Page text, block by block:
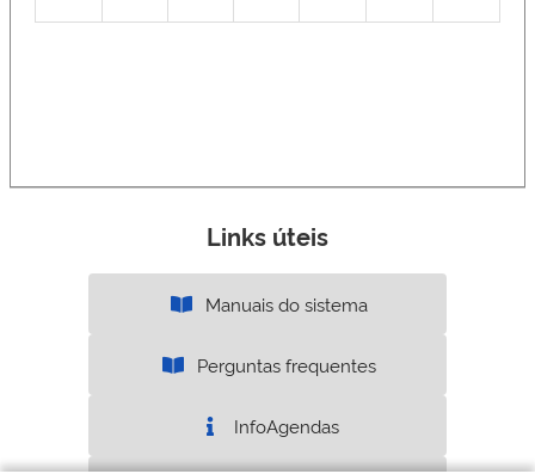
Links úteis
Manuais do sistema
Perguntas frequentes
InfoAgendas